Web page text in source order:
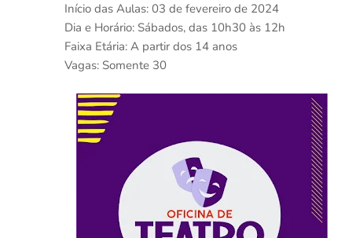
Início das Aulas: 03 de fevereiro de 2024
Dia e Horário: Sábados, das 10h30 às 12h
Faixa Etária: A partir dos 14 anos
Vagas: Somente 30